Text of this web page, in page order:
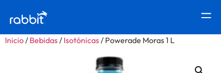
Inicio/ Bebidas/ Isotónicas/ Powerade Moras 1 L